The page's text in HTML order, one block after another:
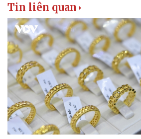
Tin liên quan